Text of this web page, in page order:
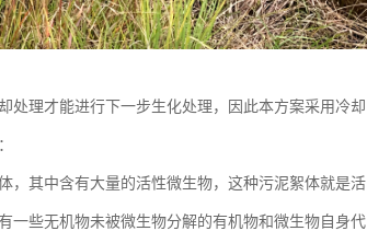
处理才能进行下一步生化处理，因此本方案采用冷却
，其中含有大量的活性微生物，这种污泥絮体就是活
一些无机物未被微生物分解的有机物和微生物自身代